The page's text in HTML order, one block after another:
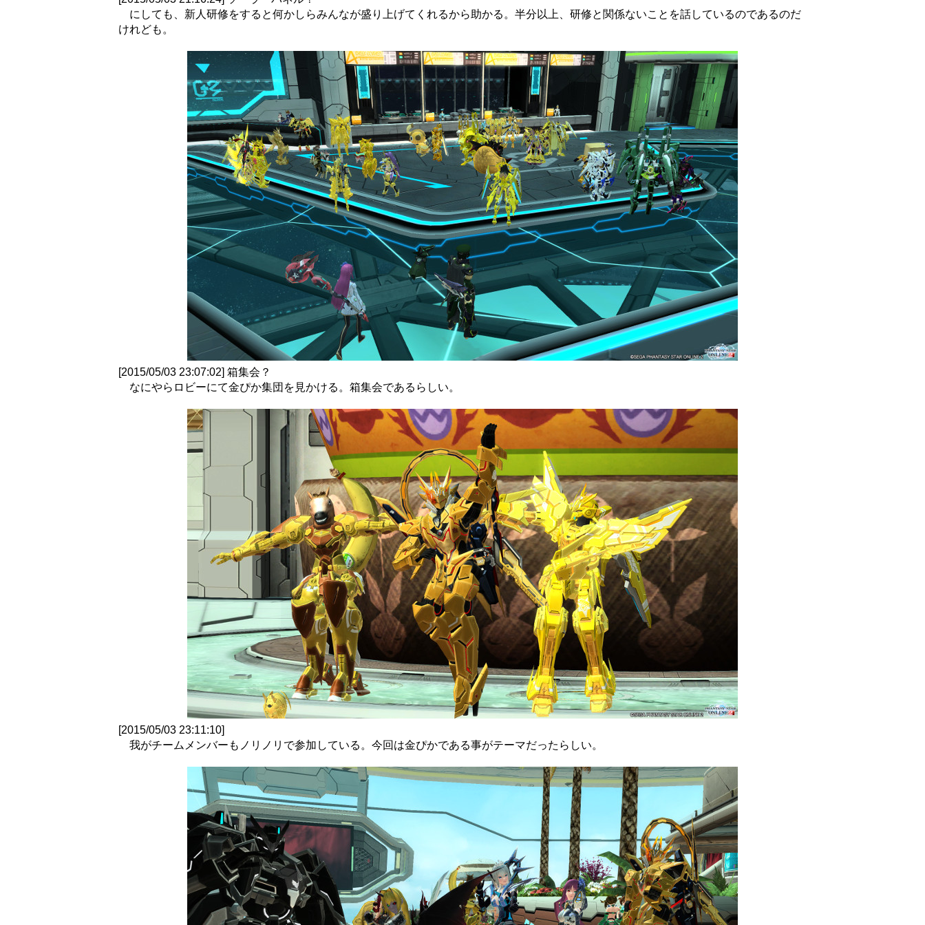
にしても、新人研修をすると何かしらみんなが盛り上げてくれるから助かる。半分以上、研修と関係ないことを話しているのであるのだ
けれども。
[2015/05/03 23:07:02] 箱集会？
なにやらロビーにて金ぴか集団を見かける。箱集会であるらしい。
[2015/05/03 23:11:10]
我がチームメンバーもノリノリで参加している。今回は金ぴかである事がテーマだったらしい。